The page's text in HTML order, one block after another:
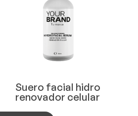
Suero facial hidro
renovador celular